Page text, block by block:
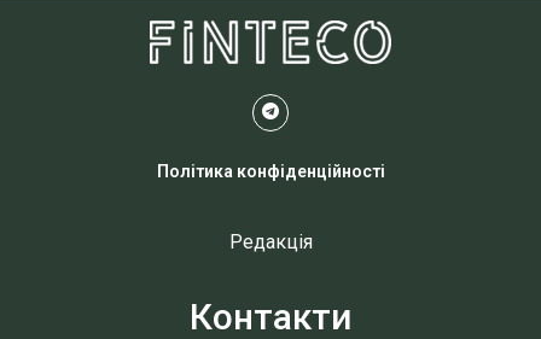
Політика конфіденційності
Редакція
Контакти